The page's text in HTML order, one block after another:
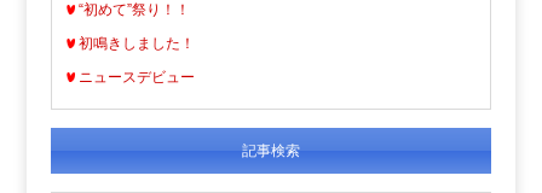
“初めて”祭り！！
初鳴きしました！
ニュースデビュー
記事検索